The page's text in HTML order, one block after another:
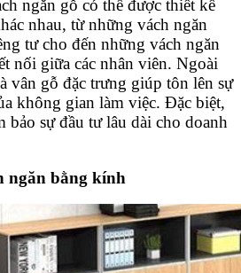
ngăn gỗ có thể được thiết kế
nhau, từ những vách ngăn
tư cho đến những vách ngăn
nối giữa các nhân viên. Ngoài
vân gỗ đặc trưng giúp tôn lên sự
không gian làm việc. Đặc biệt,
bảo sự đầu tư lâu dài cho doanh
ngăn bằng kính